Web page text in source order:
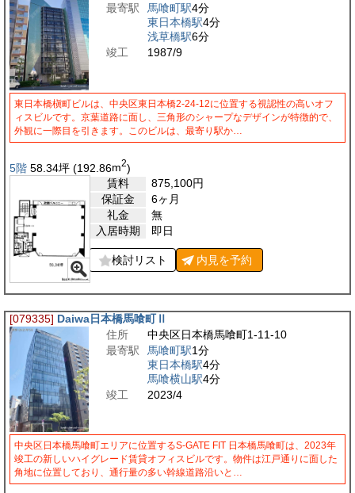
最寄駅
馬喰町駅4分
東日本橋駅4分
浅草橋駅6分
竣工
1987/9
東日本橋槇町ビルは、中央区東日本橋2-24-12に位置する視認性の高いオフ
ィスビルです。京葉道路に面し、三角形のシャープなデザインが特徴的で、
外観に一際目を引きます。このビルは、最寄り駅か…
5階 58.34坪 (192.86m2)
賃料
875,100円
保証金
6ヶ月
礼金
無
入居時期
即日
検討リスト 内見を予約
[079335] Daiwa日本橋馬喰町Ⅱ
住所
中央区日本橋馬喰町1-11-10
最寄駅
馬喰町駅1分
東日本橋駅4分
馬喰横山駅4分
竣工
2023/4
中央区日本橋馬喰町エリアに位置するS-GATE FIT 日本橋馬喰町は、2023年
竣工の新しいハイグレード賃貸オフィスビルです。物件は江戸通りに面した
角地に位置しており、通行量の多い幹線道路沿いと…